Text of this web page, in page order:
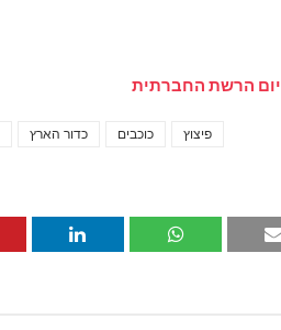
יום הרשת החברתית
כדור הארץ כוכבים פיצוץ